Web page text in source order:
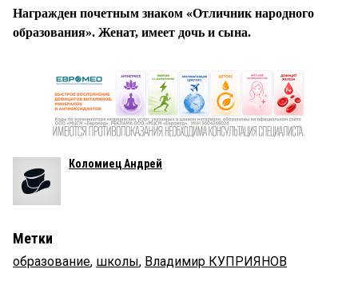
Награжден почетным знаком «Отличник народного
образования». Женат, имеет дочь и сына.
Коломиец Андрей
Метки
образование, школы, Владимир КУПРИЯНОВ